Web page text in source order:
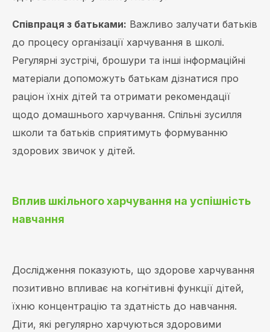
Співпраця з батьками: Важливо залучати батьків
до процесу організації харчування в школі.
Регулярні зустрічі, брошури та інші інформаційні
матеріали допоможуть батькам дізнатися про
раціон їхніх дітей та отримати рекомендації
щодо домашнього харчування. Спільні зусилля
школи та батьків сприятимуть формуванню
здорових звичок у дітей.
Вплив шкільного харчування на успішність
навчання
Дослідження показують, що здорове харчування
позитивно впливає на когнітивні функції дітей,
їхню концентрацію та здатність до навчання.
Діти, які регулярно харчуються здоровими